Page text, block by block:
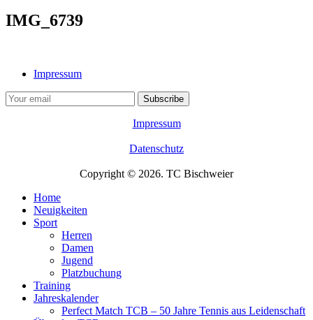
IMG_6739
Impressum
Impressum
Datenschutz
Copyright © 2026. TC Bischweier
Home
Neuigkeiten
Sport
Herren
Damen
Jugend
Platzbuchung
Training
Jahreskalender
Perfect Match TCB – 50 Jahre Tennis aus Leidenschaft